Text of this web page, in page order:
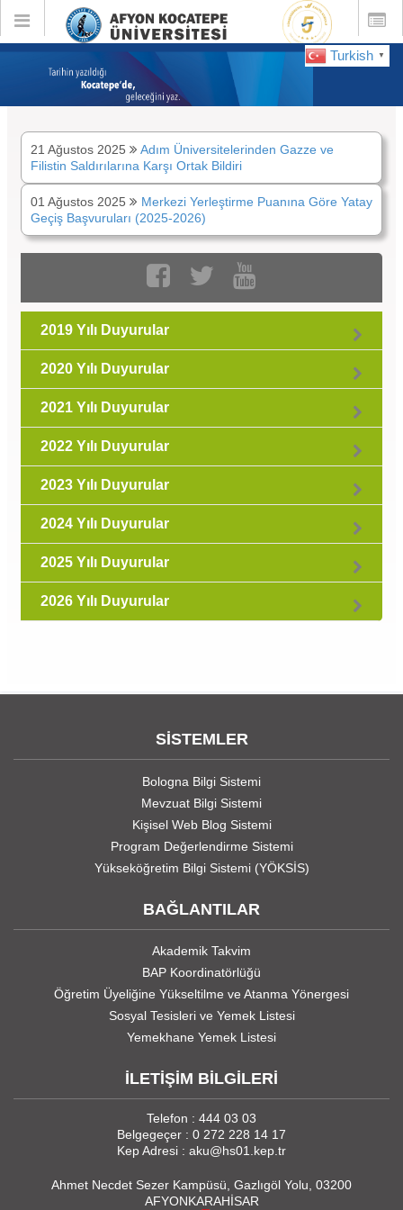
Toggle
global
Toggle
Turkish ▼
DUYURULAR :Ağustos 2025
21 Ağustos 2025
Adım Üniversitelerinden Gazze ve
Filistin Saldırılarına Karşı Ortak Bildiri
01 Ağustos 2025
Merkezi Yerleştirme Puanına Göre Yatay
Geçiş Başvuruları (2025-2026)
2019 Yılı Duyurular
2020 Yılı Duyurular
2021 Yılı Duyurular
2022 Yılı Duyurular
2023 Yılı Duyurular
2024 Yılı Duyurular
2025 Yılı Duyurular
2026 Yılı Duyurular
SİSTEMLER
Bologna Bilgi Sistemi
Mevzuat Bilgi Sistemi
Kişisel Web Blog Sistemi
Program Değerlendirme Sistemi
Yükseköğretim Bilgi Sistemi (YÖKSİS)
BAĞLANTILAR
Akademik Takvim
BAP Koordinatörlüğü
Öğretim Üyeliğine Yükseltilme ve Atanma Yönergesi
Sosyal Tesisleri ve Yemek Listesi
Yemekhane Yemek Listesi
İLETİŞİM BİLGİLERİ
Telefon : 444 03 03
Belgegeçer : 0 272 228 14 17
Kep Adresi : aku@hs01.kep.tr
Ahmet Necdet Sezer Kampüsü, Gazlıgöl Yolu, 03200
AFYONKARAHİSAR